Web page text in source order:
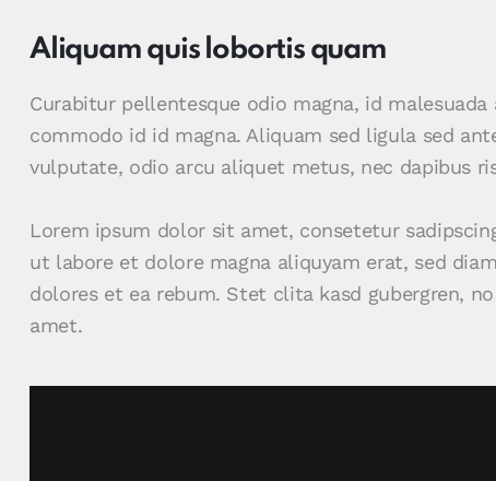
Aliquam quis lobortis quam
Curabitur pellentesque odio magna, id
commodo id id magna. Aliquam sed ligula sed
vulputate, odio arcu aliquet metus, nec dapibus
Lorem ipsum dolor sit amet, consetetur
ut labore et dolore magna aliquyam erat, sed
dolores et ea rebum. Stet clita kasd gubergren,
amet.